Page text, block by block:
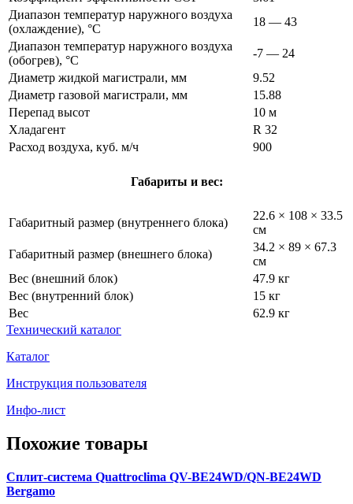
Диапазон температур наружного воздуха
(охлаждение), °C
18 — 43
Диапазон температур наружного воздуха
(обогрев), °C
-7 — 24
Диаметр жидкой магистрали, мм
9.52
Диаметр газовой магистрали, мм
15.88
Перепад высот
10 м
Хладагент
R 32
Расход воздуха, куб. м/ч
900
Габариты и вес:
Габаритный размер (внутреннего блока)
22.6 × 108 × 33.5
см
Габаритный размер (внешнего блока)
34.2 × 89 × 67.3
см
Вес (внешний блок)
47.9 кг
Вес (внутренний блок)
15 кг
Вес
62.9 кг
Технический каталог
Каталог
Инструкция пользователя
Инфо-лист
Похожие товары
Сплит-система Quattroclima QV-BE24WD/QN-BE24WD
Bergamo